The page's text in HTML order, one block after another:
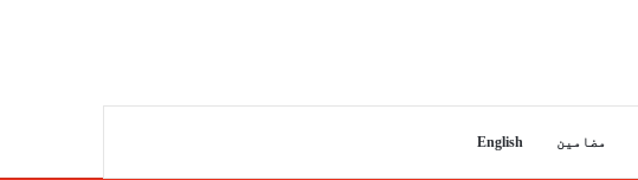
مضامین English